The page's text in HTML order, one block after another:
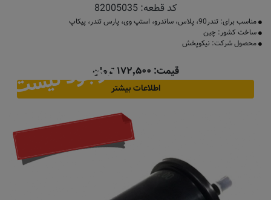
کد قطعه: 82005035
مناسب برای: تندر90، پلاس، ساندرو، استپ وی، پارس تندر، پیکاپ
ساخت کشور: چین
محصول شرکت: نیکوپخش
قیمت: ۱۷۲٬۵۰۰ تومان
اطلاعات بیشترموجود نیست